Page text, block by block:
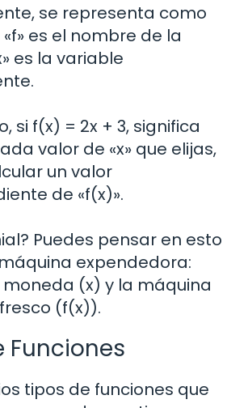
se representa como
es el nombre de la
es la variable
si f(x) = 2x + 3, significa
valor de «x» que elijas,
un valor
de «f(x)».
Puedes pensar en esto
expendedora:
(x) y la máquina
(f(x)).
Funciones
tipos de funciones que